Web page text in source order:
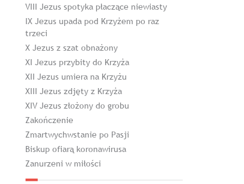
VIII Jezus spotyka płaczące niewiasty
IX Jezus upada pod Krzyżem po raz
trzeci
X Jezus z szat obnażony
XI Jezus przybity do Krzyża
XII Jezus umiera na Krzyżu
XIII Jezus zdjęty z Krzyża
XIV Jezus złożony do grobu
Zakończenie
Zmartwychwstanie po Pasji
Biskup ofiarą koronawirusa
Zanurzeni w miłości